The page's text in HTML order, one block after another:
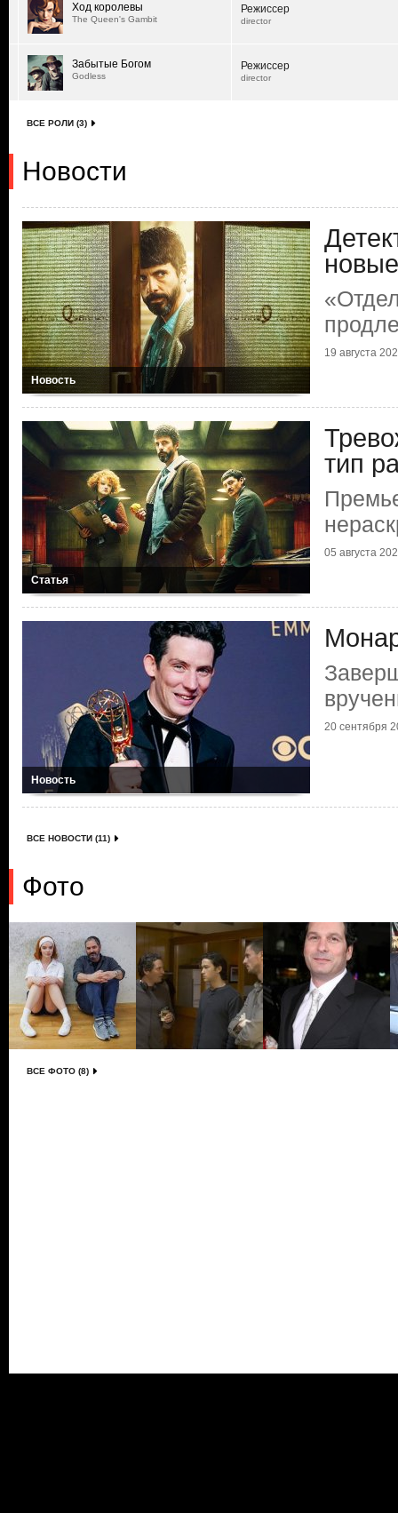
Ход королевы
The Queen's Gambit
Режиссер
director
Забытые Богом
Godless
Режиссер
director
ВСЕ РОЛИ (3)
Новости
Новость
19 августа
Статья
тип
05 августа
Новость
20 сентября
ВСЕ НОВОСТИ (11)
Фото
ВСЕ ФОТО (8)